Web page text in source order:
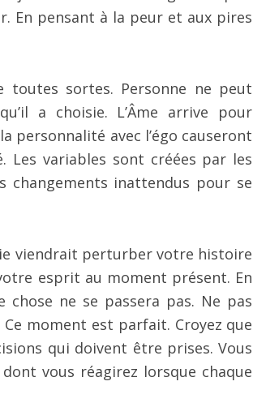
En pensant à la peur et aux pires
sortes. Personne ne peut
a choisie. L’Âme arrive pour
personnalité avec l’égo causeront
Les variables sont créées par les
changements inattendus pour se
viendrait perturber votre histoire
esprit au moment présent. En
ne se passera pas. Ne pas
moment est parfait. Croyez que
qui doivent être prises. Vous
vous réagirez lorsque chaque